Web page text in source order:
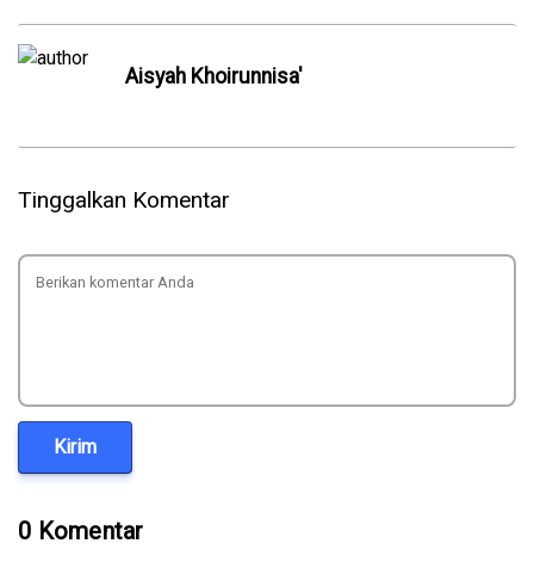
Aisyah Khoirunnisa'
Tinggalkan Komentar
Kirim
0 Komentar